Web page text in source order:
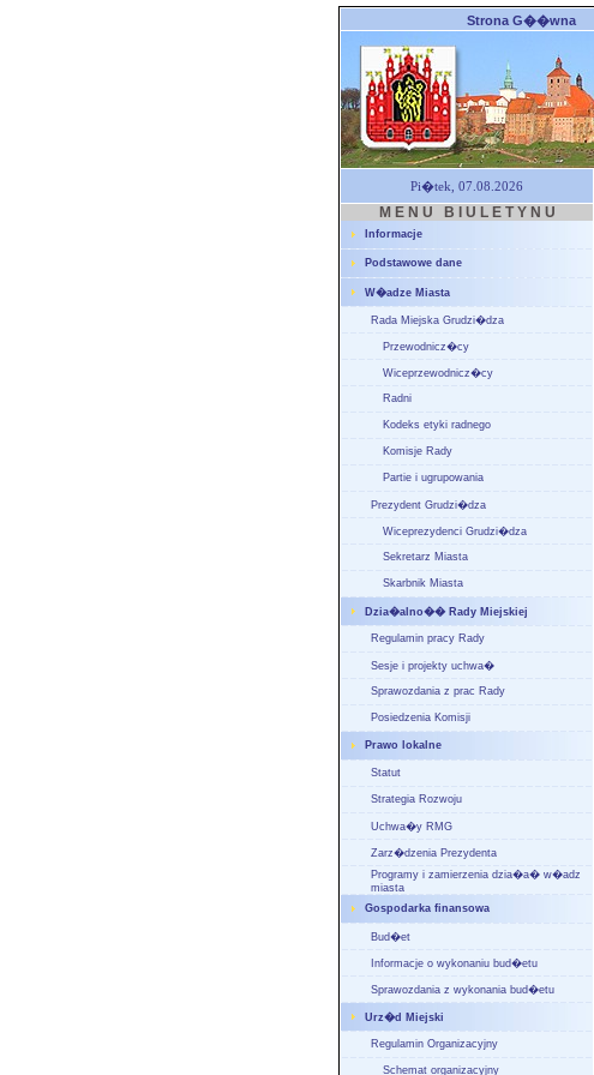
Strona G��wna
Pi�tek, 07.08.2026
M E N U B I U L E T Y N U
Informacje
Podstawowe dane
W�adze Miasta
Rada Miejska Grudzi�dza
Przewodnicz�cy
Wiceprzewodnicz�cy
Radni
Kodeks etyki radnego
Komisje Rady
Partie i ugrupowania
Prezydent Grudzi�dza
Wiceprezydenci Grudzi�dza
Sekretarz Miasta
Skarbnik Miasta
Dzia�alno�� Rady Miejskiej
Regulamin pracy Rady
Sesje i projekty uchwa�
Sprawozdania z prac Rady
Posiedzenia Komisji
Prawo lokalne
Statut
Strategia Rozwoju
Uchwa�y RMG
Zarz�dzenia Prezydenta
Programy i zamierzenia dzia�a� w�adz
miasta
Gospodarka finansowa
Bud�et
Informacje o wykonaniu bud�etu
Sprawozdania z wykonania bud�etu
Urz�d Miejski
Regulamin Organizacyjny
Schemat organizacyjny